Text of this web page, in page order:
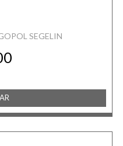
SEGELIN